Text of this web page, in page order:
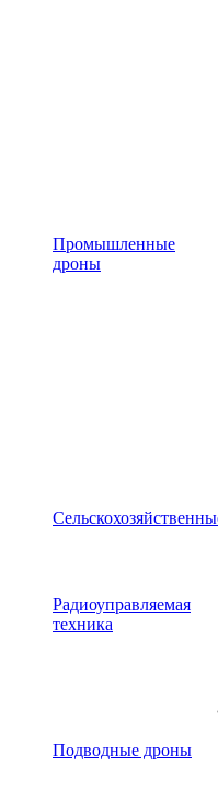
Промышленные
дроны
Радиоуправляемая
техника
Подводные дроны